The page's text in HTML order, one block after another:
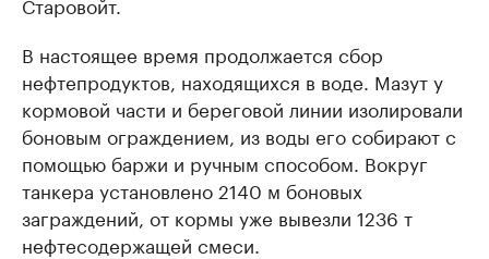
В настоящее время продолжается сбор
нефтепродуктов, находящихся в воде. Мазут у
кормовой части и береговой линии изолировали
боновым ограждением, из воды его собирают с
помощью баржи и ручным способом. Вокруг
танкера установлено 2140 м боновых
заграждений, от кормы уже вывезли 1236 т
нефтесодержащей смеси.